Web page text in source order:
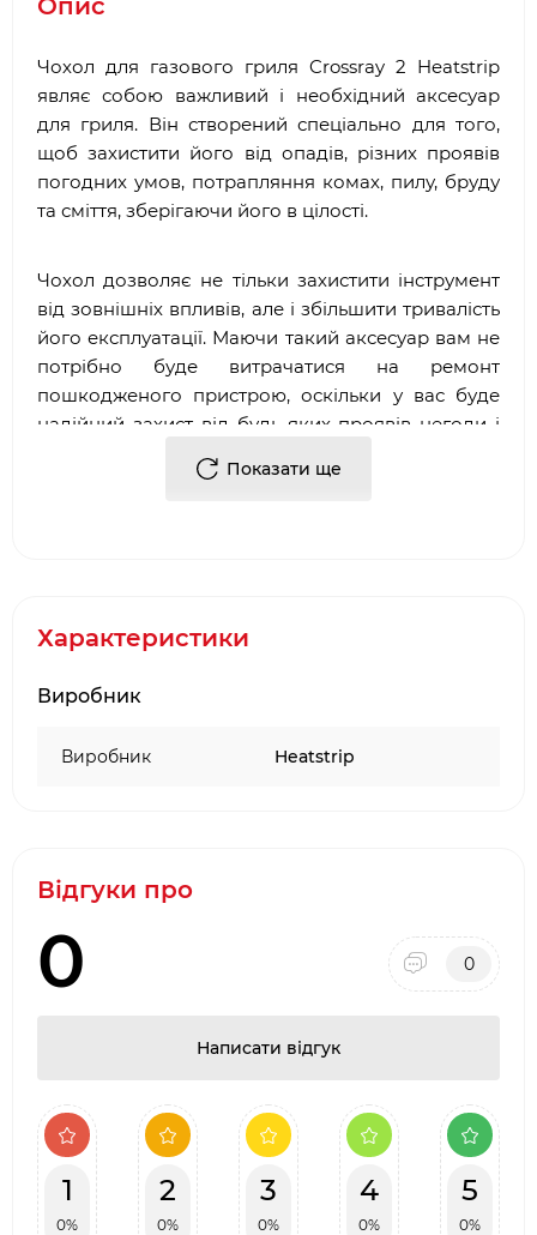
Опис
Чохол для газового гриля Crossray 2 Heatstrip
являє собою важливий і необхідний аксесуар
для гриля. Він створений спеціально для того,
щоб захистити його від опадів, різних проявів
погодних умов, потрапляння комах, пилу, бруду
та сміття, зберігаючи його в цілості.
Чохол дозволяє не тільки захистити інструмент
від зовнішніх впливів, але і збільшити тривалість
його експлуатації. Маючи такий аксесуар вам не
потрібно буде витрачатися на ремонт
пошкодженого пристрою, оскільки у вас буде
надійний захист від будь-яких проявів негоди і
вітру. Крім цього, чохол призначений для
зберігання від будь-яких відколів і подряпин.
Замовляйте чохол для газового гриля Crossray 2
Heatstrip і ваше пристрій для приготування
ароматних і підсмажених страв завжди буде під
надійним захистом будь-яких атмосферних та
Показати ще
Характеристики
Виробник
Виробник Heatstrip
Відгуки про
0 0
Написати відгук
1
0%
2
0%
3
0%
4
0%
5
0%